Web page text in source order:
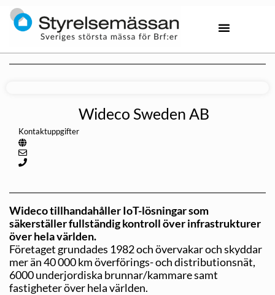
Wideco Sweden AB
Kontaktuppgifter
Wideco tillhandahåller IoT-lösningar som
säkerställer fullständig kontroll över infrastrukturer
över hela världen.
Företaget grundades 1982 och övervakar och skyddar
mer än 40 000 km överförings- och distributionsnät,
6000 underjordiska brunnar/kammare samt
fastigheter över hela världen.